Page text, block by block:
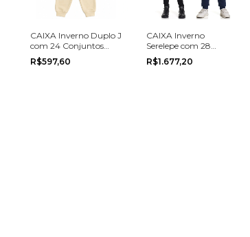
CAIXA Inverno Duplo J
com 24 Conjuntos
Misto Menino e Menina
na grade do 1 ao 8
R$597,60
CAIXA Inverno
Serelepe com 28
Conjuntos Misto
Menino e Menina na
R$1.677,20